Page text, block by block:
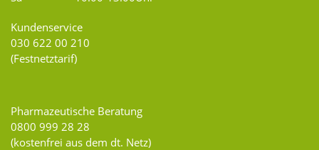
Kundenservice
030 622 00 210
(Festnetztarif)
Pharmazeutische Beratung
0800 999 28 28
(kostenfrei aus dem dt. Netz)